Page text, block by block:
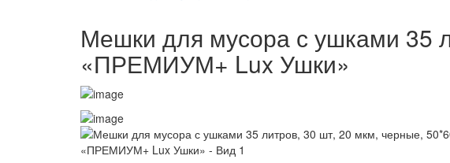
Мешки для мусора с ушками 35
«ПРЕМИУМ+ Lux Ушки»